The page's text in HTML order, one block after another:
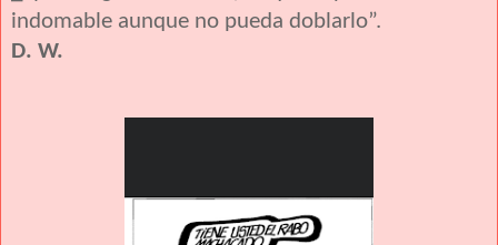
indomable aunque no pueda doblarlo”.
D. W.